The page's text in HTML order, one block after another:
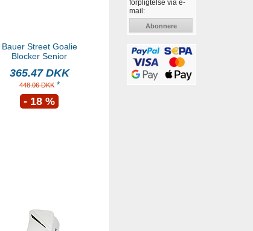
Bauer Street Goalie
Blocker Senior
365.47 DKK
448.06 DKK*
- 18 %
forpligtelse via e-
mail:
Abonnere